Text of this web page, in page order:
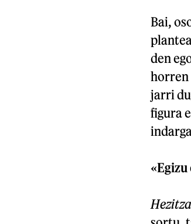
Bai,
den
horren
jarri
figura